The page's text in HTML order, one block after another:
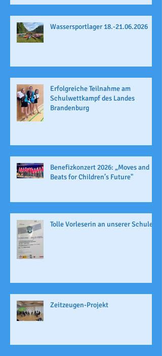
Wassersportlager 18.-21.06.2026
Erfolgreiche Teilnahme am
Schulwettkampf des Landes
Brandenburg
Benefizkonzert 2026: „Moves and
Beats for Children’s Future"
Tolle Vorleserin an unserer Schule
Zeitzeugen-Projekt